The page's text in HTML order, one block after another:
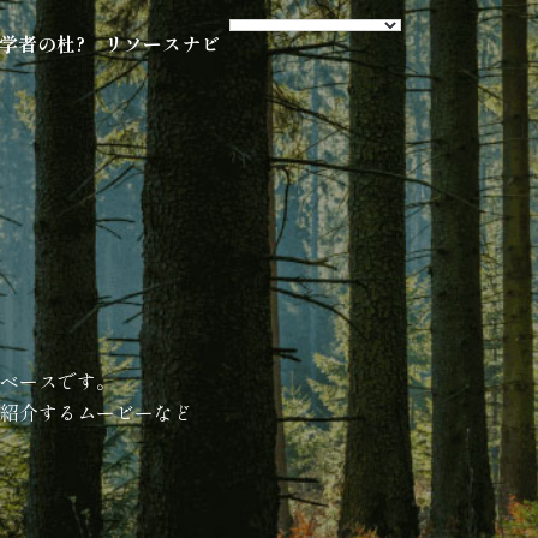
者の杜? リソースナビ
ースです。
介するムービーなど